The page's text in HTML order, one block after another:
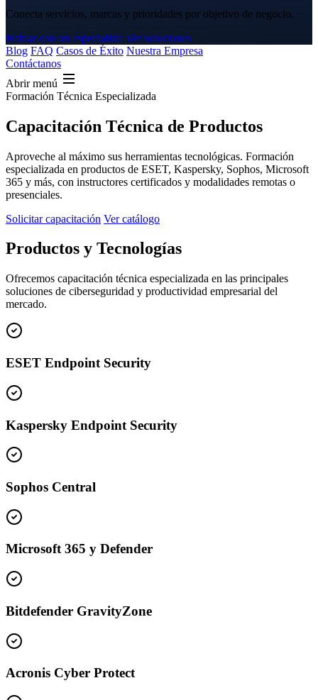
Conecta servicios, marcas y prioridades por objetivo de negocio.
Hablar con un especialista Ver soluciones
Blog FAQ Casos de Éxito Nuestra Empresa
Contáctanos
Abrir menú
Formación Técnica Especializada
Capacitación Técnica de Productos
Aproveche al máximo sus herramientas tecnológicas. Formación
especializada en productos de ESET, Kaspersky, Sophos, Microsoft
365 y más, con instructores certificados y modalidades remotas o
presenciales.
Solicitar capacitación Ver catálogo
Productos y Tecnologías
Ofrecemos capacitación técnica especializada en las principales
soluciones de ciberseguridad y productividad empresarial del
mercado.
ESET Endpoint Security
Kaspersky Endpoint Security
Sophos Central
Microsoft 365 y Defender
Bitdefender GravityZone
Acronis Cyber Protect